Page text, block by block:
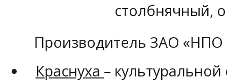
столбнячный,
Производитель ЗАО «НПО
Краснуха –